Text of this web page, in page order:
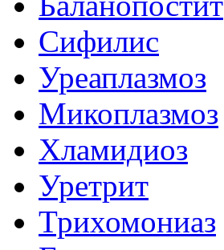
Сифилис
Уреаплазмоз
Микоплазмоз
Хламидиоз
Уретрит
Трихомониаз